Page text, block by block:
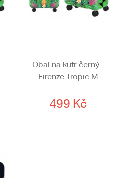
Obal na kufr černý -
Firenze Tropic M
499 Kč